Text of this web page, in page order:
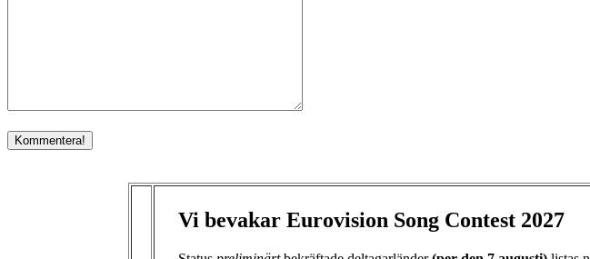
Vi bevakar Eurovision Song Contest 2027